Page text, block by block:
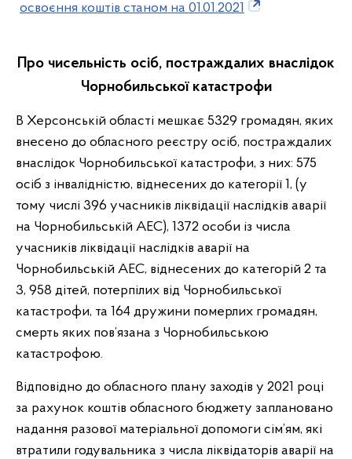
освоєння коштів станом на 01.01.2021
Про чисельність осіб, постраждалих внаслідок
Чорнобильської катастрофи
В Херсонській області мешкає 5329 громадян, яких
внесено до обласного реєстру осіб, постраждалих
внаслідок Чорнобильської катастрофи, з них: 575
осіб з інвалідністю, віднесених до категорії 1, (у
тому числі 396 учасників ліквідації наслідків аварії
на Чорнобильській АЕС), 1372 особи із числа
учасників ліквідації наслідків аварії на
Чорнобильській АЕС, віднесених до категорій 2 та
3, 958 дітей, потерпілих від Чорнобильської
катастрофи, та 164 дружини померлих громадян,
смерть яких пов’язана з Чорнобильською
катастрофою.
Відповідно до обласного плану заходів у 2021 році
за рахунок коштів обласного бюджету заплановано
надання разової матеріальної допомоги сім’ям, які
втратили годувальника з числа ліквідаторів аварії на